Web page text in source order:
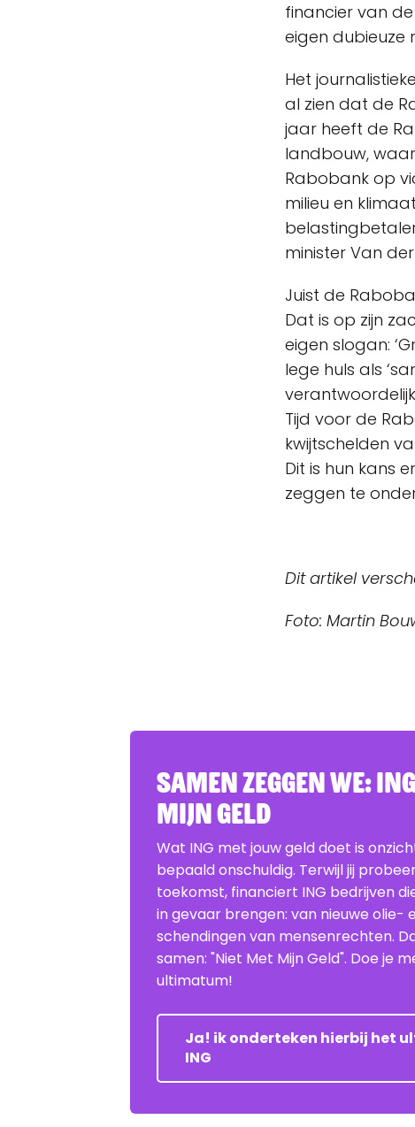
financier van
eigen dubieuze
Het
al zien dat de
jaar heeft de
landbouw,
Rabobank op
milieu en
minister Van
Juist de
Dat is op zijn
eigen slogan:
lege huls als
Tijd voor de
kwijtschelden
Dit is hun kans
zeggen te
Dit artikel
Foto: Martin
Samen zeggen we:
Mijn Geld
Wat ING met jouw geld doet is
bepaald onschuldig. Terwijl jij
toekomst, financiert ING bedrijven
in gevaar brengen: van nieuwe olie-
schendingen van mensenrechten.
samen: "Niet Met Mijn Geld". Doe je
ultimatum!
Ja! ik onderteken hierbij het
ING